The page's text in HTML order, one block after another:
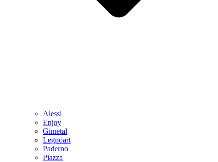
Alessi
Enjoy
Gimetal
Legnoart
Paderno
Piazza